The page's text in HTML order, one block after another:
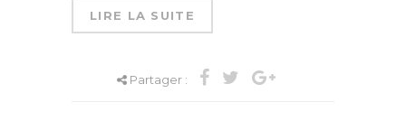
LIRE LA SUITE
Partager :